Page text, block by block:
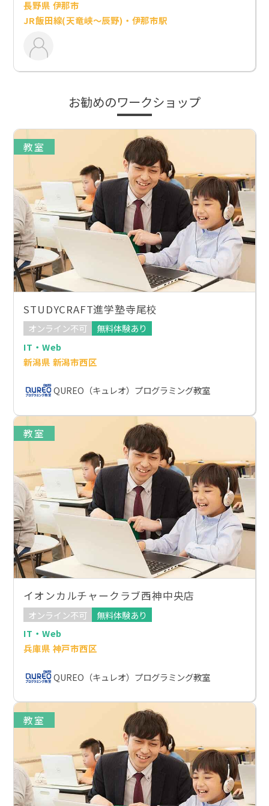
長野県 伊那市
JR飯田線(天竜峡～辰野)・伊那市駅
お勧めのワークショップ
教室
STUDYCRAFT進学塾寺尾校
オンライン不可
無料体験あり
IT・Web
新潟県 新潟市西区
QUREO（キュレオ）プログラミング教室
教室
イオンカルチャークラブ西神中央店
オンライン不可
無料体験あり
IT・Web
兵庫県 神戸市西区
QUREO（キュレオ）プログラミング教室
教室